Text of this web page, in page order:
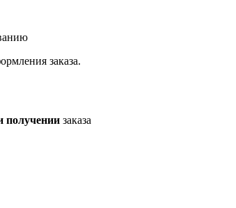
заказа.
получении заказа